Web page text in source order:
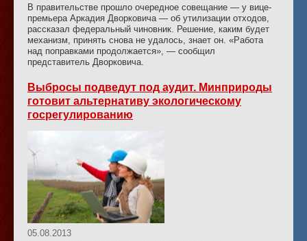
В правительстве прошло очередное совещание — у вице-
премьера Аркадия Дворковича — об утилизации отходов,
рассказал федеральный чиновник. Решение, каким будет
механизм, принять снова не удалось, знает он. «Работа
над поправками продолжается», — сообщил
представитель Дворковича.
Выбросы подведут под аудит. Минприроды
готовит альтернативу экологическому
госрегулированию
05.08.2013